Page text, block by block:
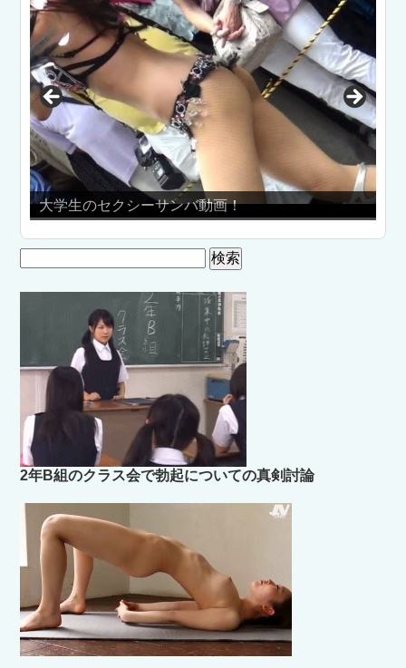
セクシーサンバ動画！ 「男女」の替
索:
2年B組のクラス会で勃起についての真剣討論